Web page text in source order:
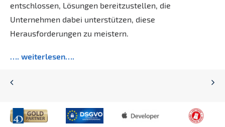
entschlossen, Lösungen bereitzustellen, die
Unternehmen dabei unterstützen, diese
Herausforderungen zu meistern.
…. weiterlesen….